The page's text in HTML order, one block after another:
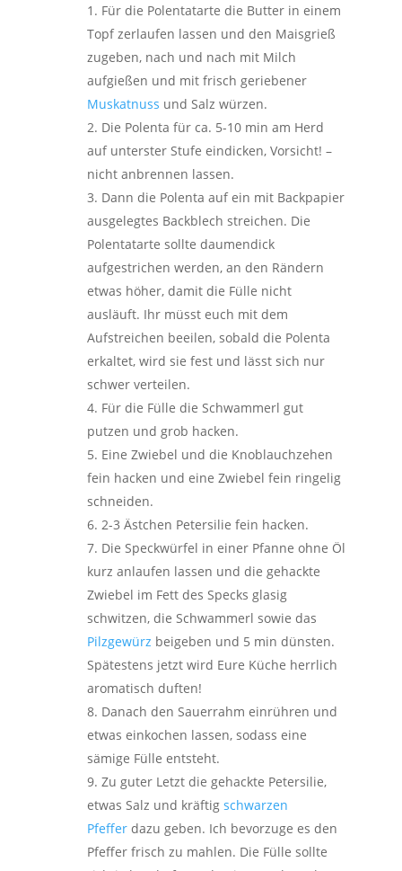
Für die Polentatarte die Butter in einem
Topf zerlaufen lassen und den Maisgrieß
zugeben, nach und nach mit Milch
aufgießen und mit frisch geriebener
Muskatnuss und Salz würzen.
Die Polenta für ca. 5-10 min am Herd
auf unterster Stufe eindicken, Vorsicht! –
nicht anbrennen lassen.
Dann die Polenta auf ein mit Backpapier
ausgelegtes Backblech streichen. Die
Polentatarte sollte daumendick
aufgestrichen werden, an den Rändern
etwas höher, damit die Fülle nicht
ausläuft. Ihr müsst euch mit dem
Aufstreichen beeilen, sobald die Polenta
erkaltet, wird sie fest und lässt sich nur
schwer verteilen.
Für die Fülle die Schwammerl gut
putzen und grob hacken.
Eine Zwiebel und die Knoblauchzehen
fein hacken und eine Zwiebel fein ringelig
schneiden.
2-3 Ästchen Petersilie fein hacken.
Die Speckwürfel in einer Pfanne ohne Öl
kurz anlaufen lassen und die gehackte
Zwiebel im Fett des Specks glasig
schwitzen, die Schwammerl sowie das
Pilzgewürz beigeben und 5 min dünsten.
Spätestens jetzt wird Eure Küche herrlich
aromatisch duften!
Danach den Sauerrahm einrühren und
etwas einkochen lassen, sodass eine
sämige Fülle entsteht.
Zu guter Letzt die gehackte Petersilie,
etwas Salz und kräftig schwarzen
Pfefferdazu geben. Ich bevorzuge es den
Pfeffer frisch zu mahlen. Die Fülle sollte